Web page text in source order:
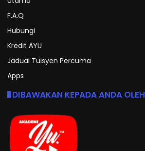
F.A.Q
Hubungi
Kredit AYU
Jadual Tuisyen Percuma
Apps
DIBAWAKAN KEPADA ANDA OLEH